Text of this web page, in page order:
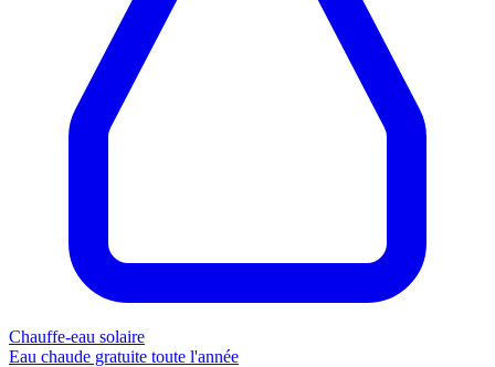
Chauffe-eau solaire
Eau chaude gratuite toute l'année